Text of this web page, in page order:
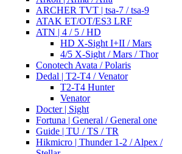
ARCHER TVT | tsa-7 / tsa-9
ATAK ET/OT/ES3 LRF
ATN | 4 / 5 / HD
HD X-Sight I+II / Mars
4/5 X-Sight / Mars / Thor
Conotech Avata / Polaris
Dedal | T2-T4 / Venator
T2-T4 Hunter
Venator
Docter | Sight
Fortuna | General / General one
Guide | TU / TS / TR
Hikmicro | Thunder 1-2 / Alpex /